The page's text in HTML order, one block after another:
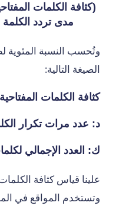
(كثافة الكلمات
مدى تردد الكلمة
وتُحسب النسبة المئوية
الصيغة التالية:
كثافة الكلمات
د: عدد مرات تكرار
ك: العدد الإجمالي
علينا قياس كثافة
وتستخدم المواقع في